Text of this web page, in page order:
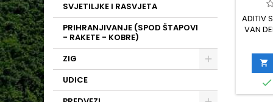
SVJETILJKE I RASVJETA
PRIHRANJIVANJE (SPOD ŠTAPOVI
- RAKETE - KOBRE)
ZIG
UDICE
ADITIV
VAN

